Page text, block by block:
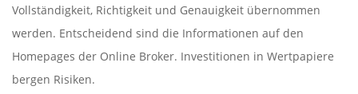
Vollständigkeit, Richtigkeit und Genauigkeit übernommen
werden. Entscheidend sind die Informationen auf den
Homepages der Online Broker. Investitionen in Wertpapiere
bergen Risiken.